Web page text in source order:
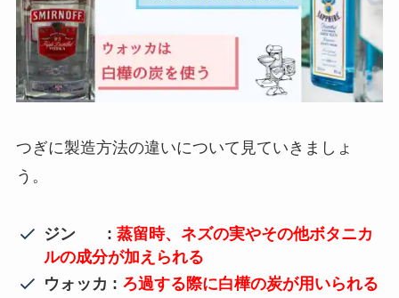
つぎに製造方法の違いについて見ていきましょ
う。
ジン :蒸留時、ネズの実やその他ボタニカ
ルの成分が加えられる
ウォッカ : ろ過する際に白樺の炭が用いられる